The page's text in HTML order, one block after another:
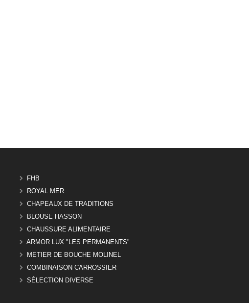
FHB
ROYAL MER
CHAPEAUX DE TRADITIONS
BLOUSE HASSON
CHAUSSURE ALIMENTAIRE
ARMOR LUX "LES PERMANENTS"
METIER DE BOUCHE MOLINEL
COMBINAISON CARROSSIER
SÉLECTION DIVERSE